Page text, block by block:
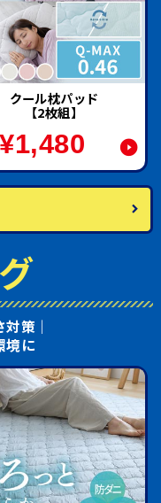
クール枕パッド
【2枚組】
¥1,480
策｜
境に